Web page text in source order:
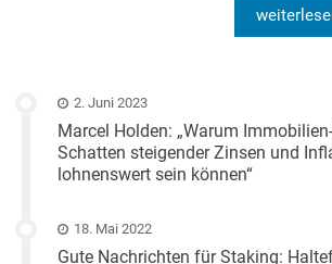
2. Juni 2023
Marcel Holden: „Warum
Schatten steigender Zinsen und
lohnenswert sein können“
18. Mai 2022
Gute Nachrichten für Staking: